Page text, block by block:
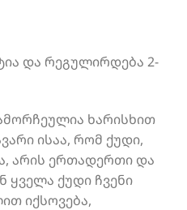
და რეგულირდება 2-
ხარისხით
ისაა, რომ ქუდი,
არის ერთადერთი და
ყველა ქუდი ჩვენი
იქსოვება,